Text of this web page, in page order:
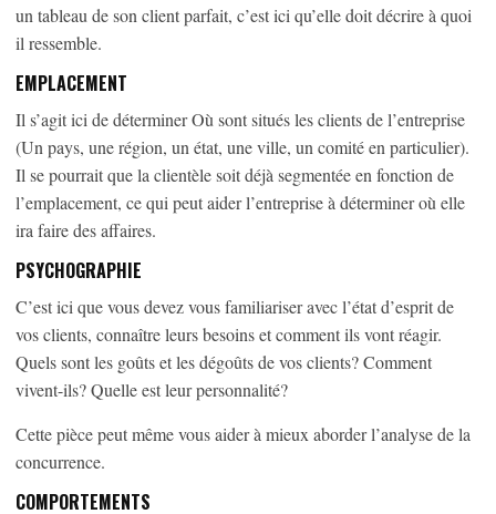
un tableau de son client parfait, c’est ici qu’elle doit décrire à quoi
il ressemble.
EMPLACEMENT
Il s’agit ici de déterminer Où sont situés les clients de l’entreprise
(Un pays, une région, un état, une ville, un comité en particulier).
Il se pourrait que la clientèle soit déjà segmentée en fonction de
l’emplacement, ce qui peut aider l’entreprise à déterminer où elle
ira faire des affaires.
PSYCHOGRAPHIE
C’est ici que vous devez vous familiariser avec l’état d’esprit de
vos clients, connaître leurs besoins et comment ils vont réagir.
Quels sont les goûts et les dégoûts de vos clients? Comment
vivent-ils? Quelle est leur personnalité?
Cette pièce peut même vous aider à mieux aborder l’analyse de la
concurrence.
COMPORTEMENTS